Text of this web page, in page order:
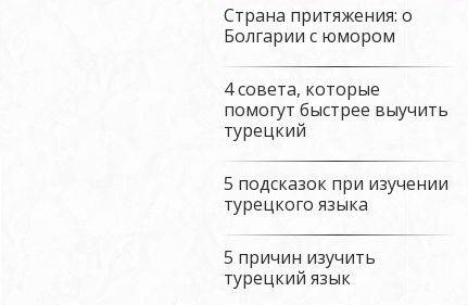
Страна притяжения: о
Болгарии с юмором
4 совета, которые
помогут быстрее выучить
турецкий
5 подсказок при изучении
турецкого языка
5 причин изучить
турецкий язык